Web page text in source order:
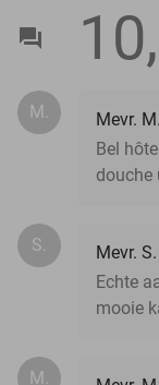
M.
Mevr.
Bel
douche
S.
Mevr.
Echte
mooie
M.